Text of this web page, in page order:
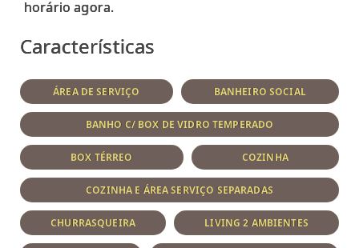
Características
ÁREA DE SERVIÇO BANHEIRO SOCIAL
BANHO C/ BOX DE VIDRO TEMPERADO
BOX TÉRREO COZINHA
COZINHA E ÁREA SERVIÇO SEPARADAS
CHURRASQUEIRA LIVING 2 AMBIENTES